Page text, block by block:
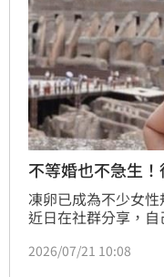
不等婚也不急生
凍卵已成為不少女
近日在社群分享，
自己的步調做人生決
2026/07/21 10:08